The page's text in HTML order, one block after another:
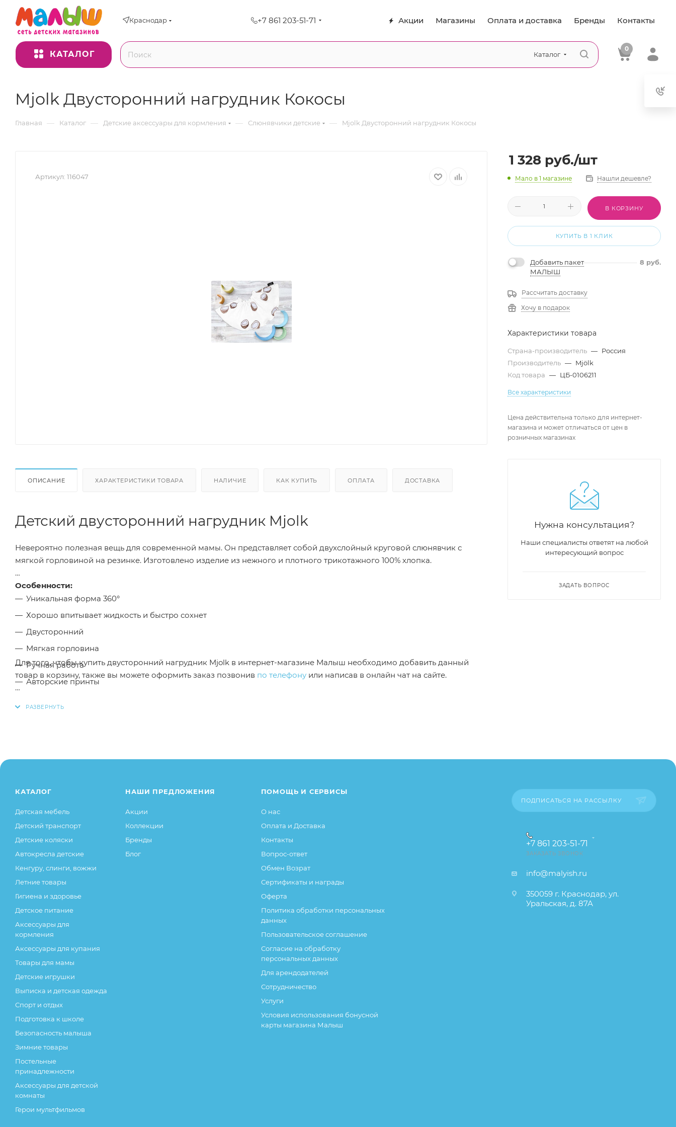
Краснодар +7 861 203-51-71 Акции Магазины Оплата и доставка Бренды Контакты
КАТАЛОГ Каталог
0
Mjolk Двусторонний нагрудник Кокосы
Главная — Каталог — Детские аксессуары для кормления — Слюнявчики детские — Mjolk Двусторонний нагрудник Кокосы
Артикул: 116047
ОПИСАНИЕ ХАРАКТЕРИСТИКИ ТОВАРА НАЛИЧИЕ КАК КУПИТЬ ОПЛАТА ДОСТАВКА
Детский двусторонний нагрудник Mjolk
Невероятно полезная вещь для современной мамы. Он представляет собой двухслойный круговой слюнявчик с
мягкой горловиной на резинке. Изготовлено изделие из нежного и плотного трикотажного 100% хлопка.
Особенности:
Уникальная форма 360°
Хорошо впитывает жидкость и быстро сохнет
Двусторонний
Мягкая горловина
Ручная работа
Авторские принты
Для того, чтобы купить двусторонний нагрудник Mjolk в интернет-магазине Малыш необходимо добавить данный
товар в корзину, также вы можете оформить заказ позвонив по телефону или написав в онлайн чат на сайте.
1 328 руб./шт
Мало в 1 магазине Нашли дешевле?
В КОРЗИНУ
КУПИТЬ В 1 КЛИК
Добавить пакет
МАЛЫШ
8 руб.
Рассчитать доставку
Хочу в подарок
Характеристики товара
Страна-производитель — Россия
Производитель — Mjölk
Код товара — ЦБ-0106211
Все характеристики
Цена действительна только для интернет-
магазина и может отличаться от цен в
розничных магазинах
Нужна консультация?
Наши специалисты ответят на любой
интересующий вопрос
ЗАДАТЬ ВОПРОС
КАТАЛОГ
Детская мебель
Детский транспорт
Детские коляски
Автокресла детские
Кенгуру, слинги, вожжи
Летние товары
Гигиена и здоровье
Детское питание
Аксессуары для
кормления
Аксессуары для купания
Товары для мамы
Детские игрушки
Выписка и детская одежда
Спорт и отдых
Подготовка к школе
Безопасность малыша
Зимние товары
Постельные
принадлежности
Аксессуары для детской
комнаты
Герои мультфильмов
НАШИ ПРЕДЛОЖЕНИЯ
Акции
Коллекции
Бренды
Блог
ПОМОЩЬ И СЕРВИСЫ
О нас
Оплата и Доставка
Контакты
Вопрос-ответ
Обмен Возрат
Сертификаты и награды
Оферта
Политика обработки персональных
данных
Пользовательское соглашение
Согласие на обработку
персональных данных
Для арендодателей
Сотрудничество
Услуги
Условия использования бонусной
карты магазина Малыш
ПОДПИСАТЬСЯ НА РАССЫЛКУ
+7 861 203-51-71
ЗАКАЗАТЬ ЗВОНОК
info@malyish.ru
350059 г. Краснодар, ул.
Уральская, д. 87А